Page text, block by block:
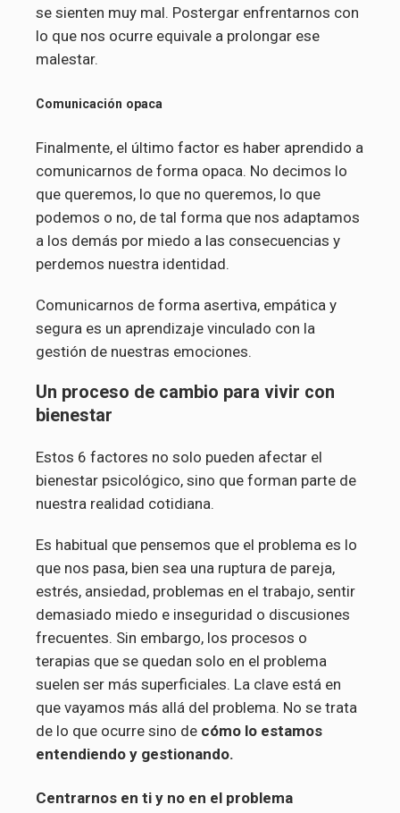
se sienten muy mal. Postergar enfrentarnos con
lo que nos ocurre equivale a prolongar ese
malestar.
Comunicación opaca
Finalmente, el último factor es haber aprendido a
comunicarnos de forma opaca. No decimos lo
que queremos, lo que no queremos, lo que
podemos o no, de tal forma que nos adaptamos
a los demás por miedo a las consecuencias y
perdemos nuestra identidad.
Comunicarnos de forma asertiva, empática y
segura es un aprendizaje vinculado con la
gestión de nuestras emociones.
Un proceso de cambio para vivir con
bienestar
Estos 6 factores no solo pueden afectar el
bienestar psicológico, sino que forman parte de
nuestra realidad cotidiana.
Es habitual que pensemos que el problema es lo
que nos pasa, bien sea una ruptura de pareja,
estrés, ansiedad, problemas en el trabajo, sentir
demasiado miedo e inseguridad o discusiones
frecuentes. Sin embargo, los procesos o
terapias que se quedan solo en el problema
suelen ser más superficiales. La clave está en
que vayamos más allá del problema. No se trata
de lo que ocurre sino de cómo lo estamos
entendiendo y gestionando.
Centrarnos en ti y no en el problema